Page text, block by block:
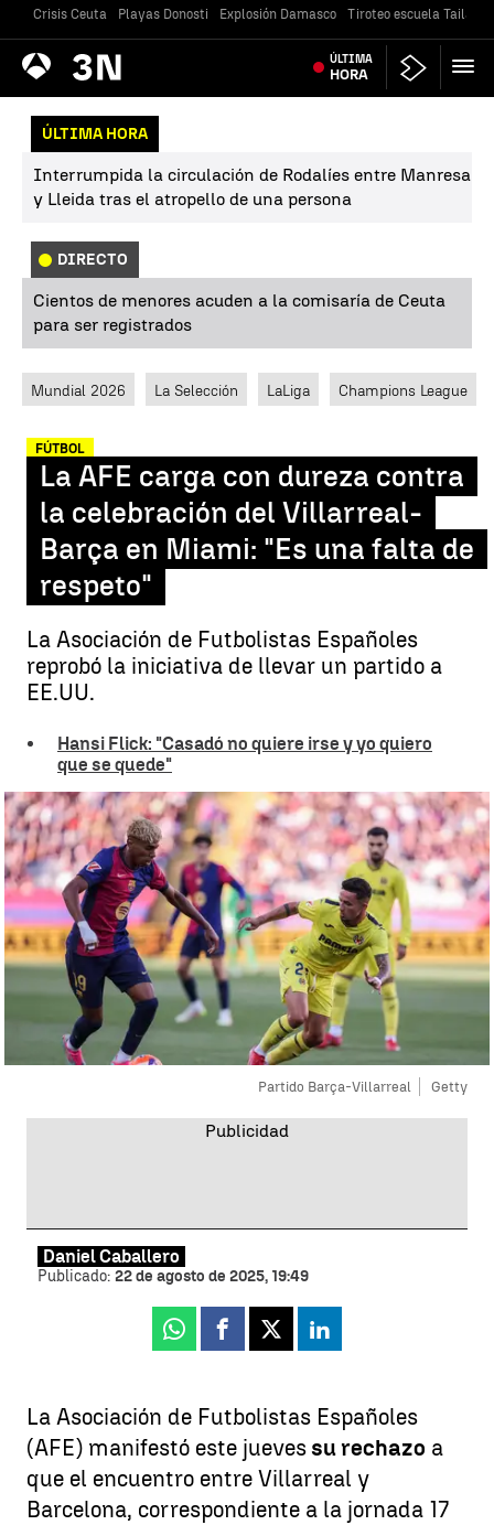
Crisis Ceuta Playas Donosti Explosión Damasco Tiroteo escuela
Antena
3 Noticias ÚLTIMA
HORA
ÚLTIMA HORA
Interrumpida la circulación de Rodalíes entre Manresa
y Lleida tras el atropello de una persona
DIRECTO
Cientos de menores acuden a la comisaría de Ceuta
para ser registrados
Mundial 2026 La Selección LaLiga Champions League
FÚTBOL
La AFE carga con dureza contra
la celebración del Villarreal-
Barça en Miami: "Es una falta de
respeto"
La Asociación de Futbolistas Españoles
reprobó la iniciativa de llevar un partido a
EE.UU.
Hansi Flick: "Casadó no quiere irse y yo quiero
que se quede"
Partido Barça-Villarreal Getty
Daniel Caballero
Publicado: 22 de agosto de 2025, 19:49
Whatsapp
Facebook
X Linkedin
La Asociación de Futbolistas Españoles
(AFE) manifestó este juevessu rechazo a
que el encuentro entre Villarreal y
Barcelona, correspondiente a la jornada 17